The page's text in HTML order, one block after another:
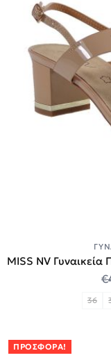
MISS NV
€
36
ΠΡΟΣΦΟΡΆ!